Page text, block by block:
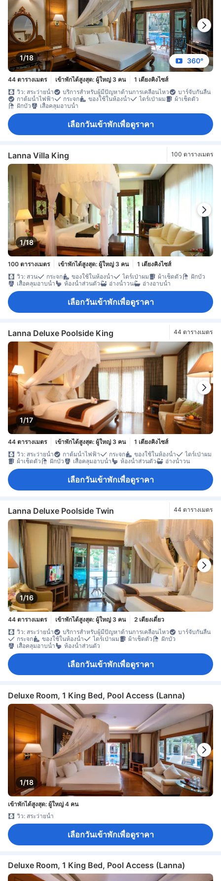
1/18 360°
44 ตารางเมตร เข้าพักได้สูงสุด: ผู้ใหญ่ 3 คน
1 เตียงคิงไซส์
วิว: สระว่ายน้ำ
บริการสำหรับผู้มีปัญหาด้านการเคลื่อนไหว
บาร์จับกันลื่น
กาต้มน้ำไฟฟ้า
กระจก ของใช้ในห้องน้ำ ไดร์เป่าผม
ผ้าเช็ดตัว
ฝักบัว
เสื้อคลุมอาบน้ำ
เลือกวันเข้าพักเพื่อดูราคา
Lanna Villa King 100 ตารางเมตร
1/18
100 ตารางเมตร เข้าพักได้สูงสุด: ผู้ใหญ่ 3 คน
1 เตียงคิงไซส์
วิว: สวน
กระจก ของใช้ในห้องน้ำ ไดร์เป่าผม ผ้าเช็ดตัว
ฝักบัว
เสื้อคลุมอาบน้ำ
ห้องน้ำส่วนตัว อ่างน้ำวน อ่างอาบน้ำ
เลือกวันเข้าพักเพื่อดูราคา
Lanna Deluxe Poolside King 44 ตารางเมตร
1/17
44 ตารางเมตร เข้าพักได้สูงสุด: ผู้ใหญ่ 3 คน
1 เตียงคิงไซส์
วิว: สระว่ายน้ำ
กาต้มน้ำไฟฟ้า กระจก ของใช้ในห้องน้ำ
ไดร์เป่าผม
ผ้าเช็ดตัว
ฝักบัว เสื้อคลุมอาบน้ำ ห้องน้ำส่วนตัว อ่างน้ำวน
เลือกวันเข้าพักเพื่อดูราคา
Lanna Deluxe Poolside Twin 44 ตารางเมตร
1/16
44 ตารางเมตร เข้าพักได้สูงสุด: ผู้ใหญ่ 3 คน
2 เตียงเดี่ยว
วิว: สระว่ายน้ำ
บริการสำหรับผู้มีปัญหาด้านการเคลื่อนไหว
บาร์จับกันลื่น
กระจก
ของใช้ในห้องน้ำ ไดร์เป่าผม ผ้าเช็ดตัว
ฝักบัว
เสื้อคลุมอาบน้ำ
ห้องน้ำส่วนตัว
เลือกวันเข้าพักเพื่อดูราคา
Deluxe Room, 1 King Bed, Pool Access (Lanna)
1/18
เข้าพักได้สูงสุด: ผู้ใหญ่ 4 คน
วิว: สระว่ายน้ำ
เลือกวันเข้าพักเพื่อดูราคา
Deluxe Room, 1 King Bed, Pool Access (Lanna)